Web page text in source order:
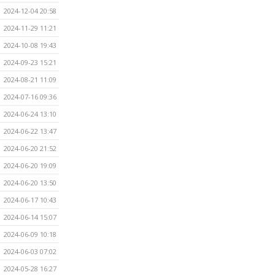
2024-12-04 20:58
2024-11-29 11:21
2024-10-08 19:43
2024-09-23 15:21
2024-08-21 11:09
2024-07-16 09:36
2024-06-24 13:10
2024-06-22 13:47
2024-06-20 21:52
2024-06-20 19:09
2024-06-20 13:50
2024-06-17 10:43
2024-06-14 15:07
2024-06-09 10:18
2024-06-03 07:02
2024-05-28 16:27